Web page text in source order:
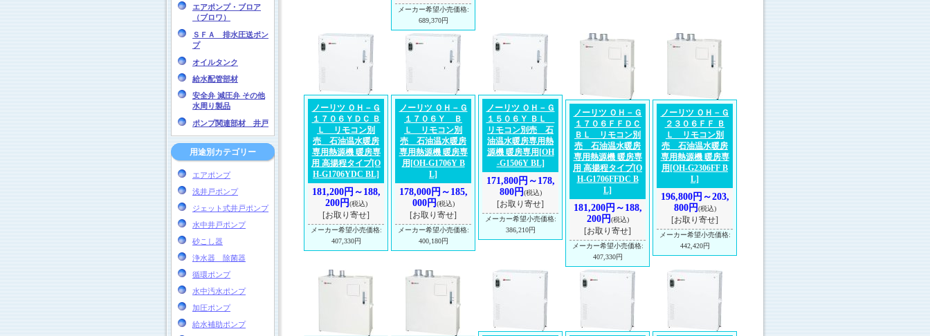
エアポンプ・ブロア
（ブロワ）
ＳＦＡ 排水圧送ポン
プ
オイルタンク
給水配管部材
安全弁 減圧弁 その他
水周り製品
ポンプ関連部材 井戸
用途別カテゴリー
エアポンプ
浅井戸ポンプ
ジェット式井戸ポンプ
水中井戸ポンプ
砂こし器
浄水器 除菌器
循環ポンプ
水中汚水ポンプ
加圧ポンプ
給水補助ポンプ
メーカー希望小売価格:
689,370円
ノーリツ ＯＨ－Ｇ
１７０６ＹＤＣ Ｂ
Ｌ リモコン別
売 石油温水暖房
専用熱源機 暖房専
用 高揚程タイプ[O
H-G1706YDC BL]
181,200円～188,
200円(税込)
[お取り寄せ]
メーカー希望小売価格:
407,330円
ノーリツ ＯＨ－Ｇ
１７０６Ｙ Ｂ
Ｌ リモコン別
売 石油温水暖房
専用熱源機 暖房専
用 [OH-G1706Y B
L]
178,000円～185,
000円(税込)
[お取り寄せ]
メーカー希望小売価格:
400,180円
ノーリツ ＯＨ－Ｇ
１５０６Ｙ ＢＬ
リモコン別売 石
油温水暖房専用熱
源機 暖房専用 [OH
-G1506Y BL]
171,800円～178,
800円(税込)
[お取り寄せ]
メーカー希望小売価格:
386,210円
ノーリツ ＯＨ－Ｇ
１７０６ＦＦＤＣ
ＢＬ リモコン別
売 石油温水暖房
専用熱源機 暖房専
用 高揚程タイプ[O
H-G1706FFDC B
L]
181,200円～188,
200円(税込)
[お取り寄せ]
メーカー希望小売価格:
407,330円
ノーリツ ＯＨ－Ｇ
２３０６ＦＦ Ｂ
Ｌ リモコン別
売 石油温水暖房
専用熱源機 暖房専
用 [OH-G2306FF B
L]
196,800円～203,
800円(税込)
[お取り寄せ]
メーカー希望小売価格:
442,420円